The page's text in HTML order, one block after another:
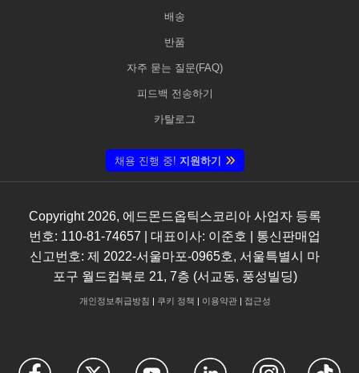
배송
반품
자주 묻는 질문(FAQ)
피드백 전송하기
카탈로그
채용 진행 중! 지원하기
Copyright 2026, 에드몬드옵틱스코리아 사업자 등록
번호: 110-81-74657 | 대표이사: 이준호 | 통신판매업
신고번호: 제 2022-서울마포-0965호, 서울특별시 마
포구 월드컵북로 21, 7층 (서교동, 풍성빌딩)
개인정보취급방침 | 쿠키 정책 | 이용약관| 접근성